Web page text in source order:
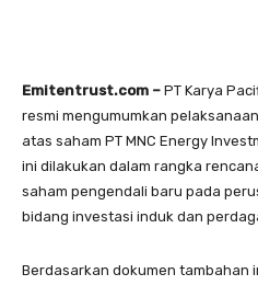
Emitentrust.com – PT Karya
resmi mengumumkan
atas saham PT MNC Energy
ini dilakukan dalam rangka
saham pengendali baru pada
bidang investasi induk dan
Berdasarkan dokumen tambahan